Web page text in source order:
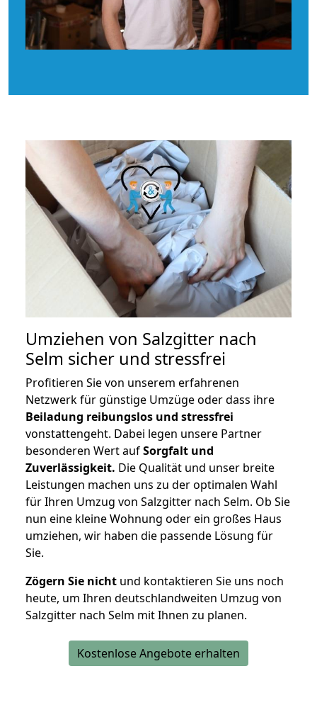
Umziehen von Salzgitter nach
Selm sicher und stressfrei
Profitieren Sie von unserem erfahrenen
Netzwerk für günstige Umzüge oder dass ihre
Beiladung reibungslos und stressfrei
vonstattengeht. Dabei legen unsere Partner
besonderen Wert aufSorgfalt und
Zuverlässigkeit. Die Qualität und unser breite
Leistungen machen uns zu der optimalen Wahl
für Ihren Umzug von Salzgitter nach Selm. Ob Sie
nun eine kleine Wohnung oder ein großes Haus
umziehen, wir haben die passende Lösung für
Sie.
Zögern Sie nicht und kontaktieren Sie uns noch
heute, um Ihren deutschlandweiten Umzug von
Salzgitter nach Selm mit Ihnen zu planen.
Kostenlose Angebote erhalten